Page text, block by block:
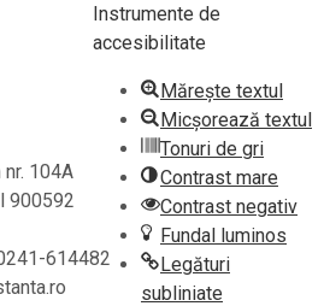
104A
900592
614482
Instrumente de
accesibilitate
Mărește textul
Micșorează textul
Tonuri de gri
Contrast mare
Contrast negativ
Fundal luminos
Legături
subliniate